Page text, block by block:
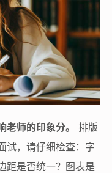
师的印象分。
排版
试，请仔细检查：字
距是否统一？图表是